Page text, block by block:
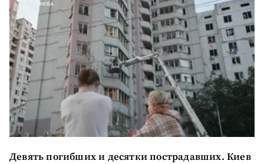
Девять погибших и десятки пострадавших. Киев